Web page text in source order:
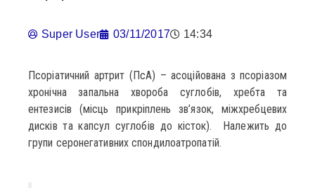
Super User 03/11/2017 14:34
Псоріатичний артрит (ПcА) – асоційована з псоріазом
хронічна запальна хвороба суглобів, хребта та
ентезисів (місць прикріплень зв’язок, міжхребцевих
дисків та капсул суглобів до кісток). Належить до
групи серонегативних спондилоатропатій.